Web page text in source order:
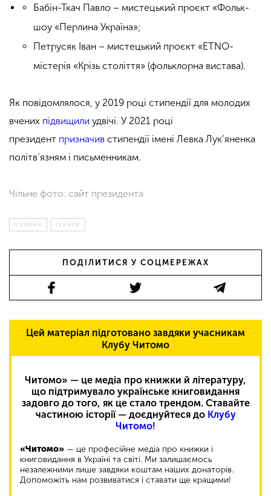
Бабін-Ткач Павло – мистецький проєкт «Фольк-
шоу «Перлина Україна»;
Петрусяк Іван – мистецький проєкт «ETNO-
містерія «Крізь століття» (фольклорна вистава).
Як повідомлялося, у 2019 році стипендії для молодих
вчених підвищили удвічі. У 2021 році
президент призначив стипендії імені Левка Лук’яненка
політв’язням і письменникам.
Чільне фото: сайт президента
НОВИНИ ГРАНТИ
ПОДІЛИТИСЯ У СОЦМЕРЕЖАХ
Цей матеріал підготовано завдяки учасникам
Клубу Читомо
Читомо» — це медіа про книжки й літературу,
що підтримувало українське книговидання
задовго до того, як це стало трендом. Ставайте
частиною історії — доєднуйтеся до Клубу
Читомо!
«Читомо» — це професійне медіа про книжки і
книговидання в Україні та світі. Ми залишаємось
незалежними лише завдяки коштам наших донаторів.
Допоможіть нам розвиватися і ставати ще кращими!